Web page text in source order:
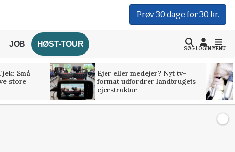
Prøv 30 dage for 30 kr.
JOB HØST-TOUR
SØGLOGINMENU
Små
store
Ejer eller medejer? Nyt tv-
format udfordrer landbrugets
ejerstruktur